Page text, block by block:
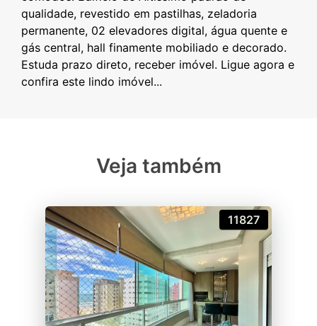
qualidade, revestido em pastilhas, zeladoria
permanente, 02 elevadores digital, água quente e
gás central, hall finamente mobiliado e decorado.
Estuda prazo direto, receber imóvel. Ligue agora e
Veja também
11827